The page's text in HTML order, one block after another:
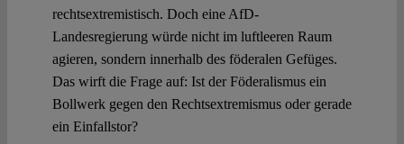
rechtsextremistisch. Doch eine AfD-
Landesregierung würde nicht im luftleeren Raum
agieren, sondern innerhalb des föderalen Gefüges.
Das wirft die Frage auf: Ist der Föderalismus ein
Bollwerk gegen den Rechtsextremismus oder gerade
ein Einfallstor?